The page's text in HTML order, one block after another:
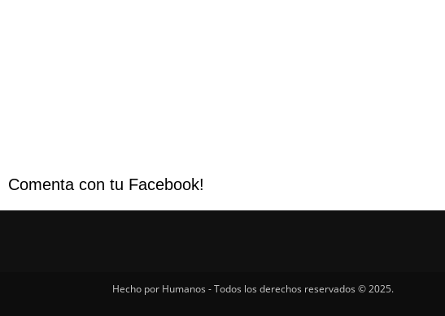
Comenta con tu Facebook!
Hecho por Humanos - Todos los derechos reservados © 2025.